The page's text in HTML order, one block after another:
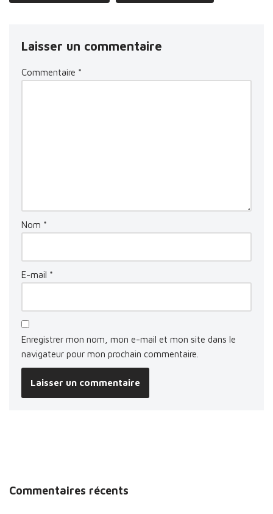
Laisser un commentaire
Commentaire *
Nom *
E-mail *
Enregistrer mon nom, mon e-mail et mon site dans le
navigateur pour mon prochain commentaire.
Commentaires récents